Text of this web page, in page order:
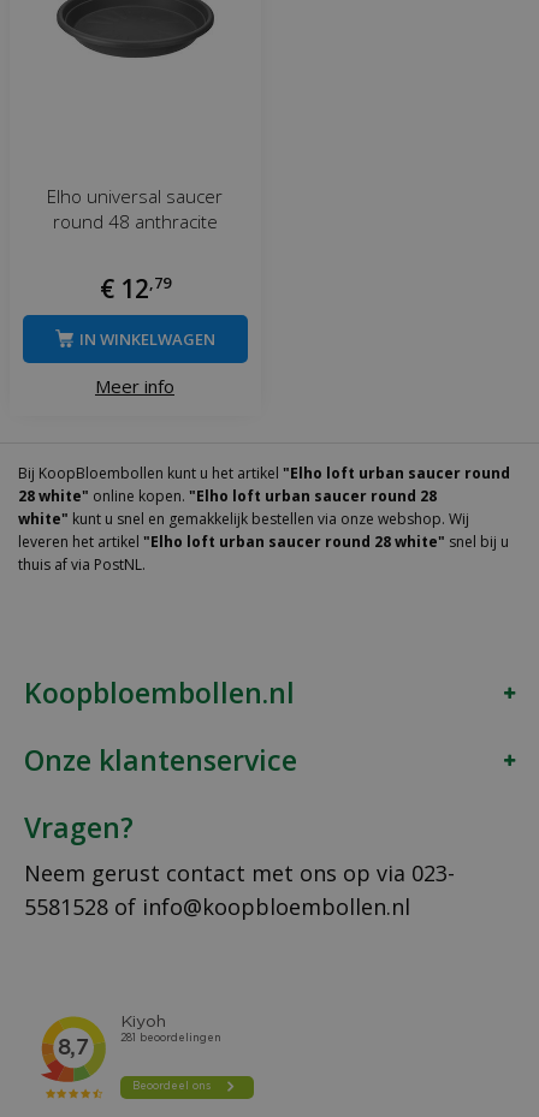
Elho universal saucer
round 48 anthracite
€ 12 79
Meer info
IN WINKELWAGEN
Bij KoopBloembollen kunt u het artikel "Elho loft urban saucer round
28 white" online kopen. "Elho loft urban saucer round 28
white" kunt u snel en gemakkelijk bestellen via onze webshop. Wij
leveren het artikel "Elho loft urban saucer round 28 white" snel bij u
thuis af via PostNL.
Koopbloembollen.nl
Onze klantenservice
Vragen?
Neem gerust contact met ons op via 023-
5581528 of info@koopbloembollen.nl